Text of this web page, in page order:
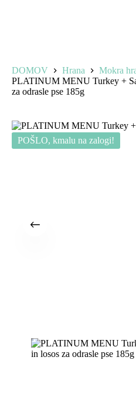
DOMOV Hrana
Mokra
PLATINUM MENU Turkey +
za odrasle pse 185g
POŠLO, kmalu na zalogi!